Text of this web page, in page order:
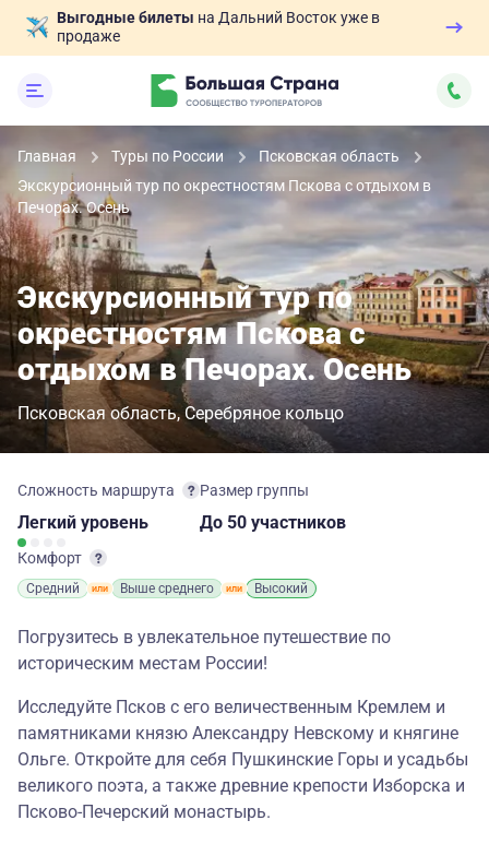
Выгодные билеты на Дальний Восток уже в
продаже
Главная Туры по России
Псковская область
Экскурсионный тур по окрестностям Пскова с отдыхом в
Печорах. Осень
Экскурсионный тур по
окрестностям Пскова с
отдыхом в Печорах. Осень
Псковская область Серебряное кольцо
Сложность маршрута
Легкий уровень
Комфорт
Средний Выше среднего Высокий
Размер группы
до 50 участников
Погрузитесь в увлекательное путешествие по
историческим местам России!
Исследуйте Псков с его величественным Кремлем и
памятниками князю Александру Невскому и княгине
Ольге. Откройте для себя Пушкинские Горы и усадьбы
великого поэта, а также древние крепости Изборска и
Псково-Печерский монастырь.